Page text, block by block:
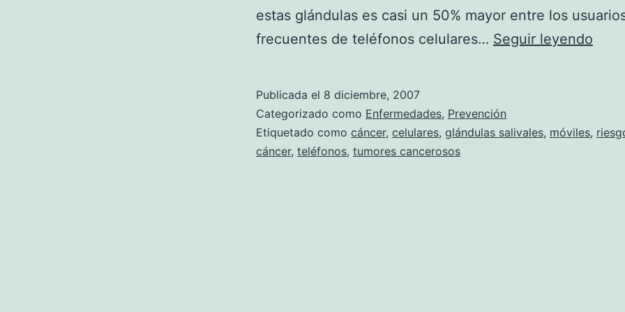
estas glándulas es casi un 50% mayor entre los
frecuentes de teléfonos celulares… Seguir leyendo
el
Publicada el 8 diciembre, 2007
Categorizado como Enfermedades, Prevención
Etiquetado como cáncer, celulares, glándulas salivales, móviles,
cáncer, teléfonos, tumores cancerosos